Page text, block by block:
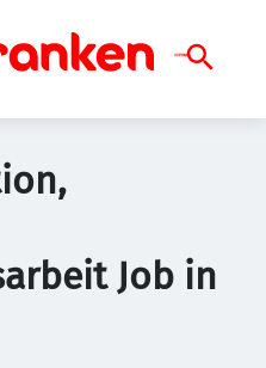
Job in